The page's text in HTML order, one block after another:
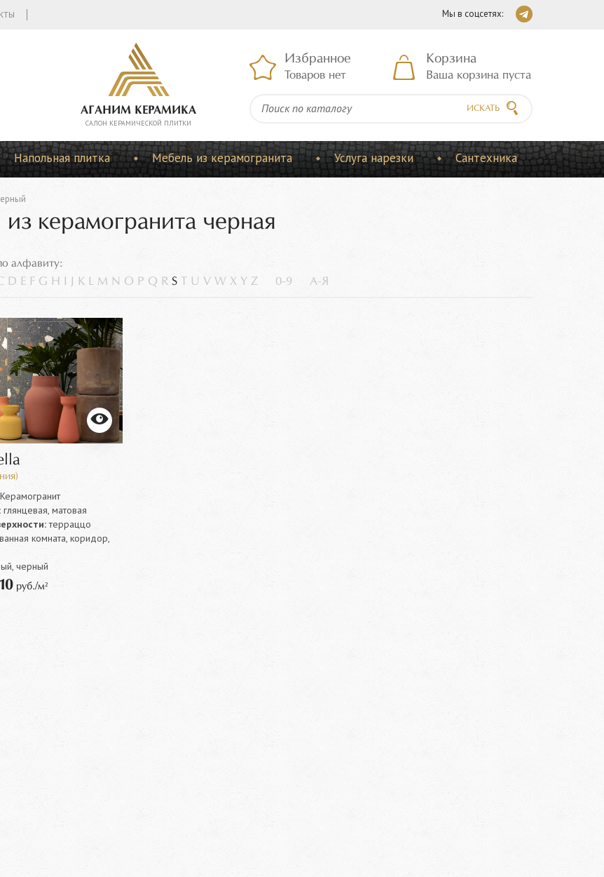
Мы в соцсетях:
АГАНИМ КЕРАМИКА
CАЛОН КЕРАМИЧЕСКОЙ ПЛИТКИ
Избранное
Товаров нет
Корзина
Ваша корзина пуста
ИСКАТЬ
Напольная плитка Мебель из керамогранита Услуга нарезки Сантехника
керамогранита черная
алфавиту:
D E F G H K L M N O P Q R S U V W X Y Z 0-9 А-Я
глянцевая, матовая
терраццо
комната, коридор,
черный
руб./м²